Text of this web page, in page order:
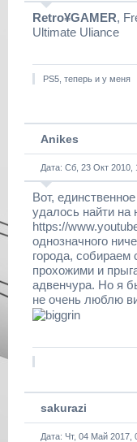
Retro¥GAMER,
Ultimate Uliance
PS5, теперь и у меня
Anikes
Дата: Сб, 23 Окт
Вот,
удалось найти на
https://
однозначного
города, собираем
прохожими и
адвенчура. Но я
не очень люблю
sakurazi
Дата: Чт, 04 Май